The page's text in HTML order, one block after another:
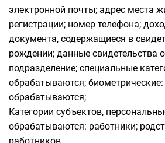
электронной почты; адрес места
регистрации; номер телефона;
документа, содержащиеся в
рождении; данные свидетельства
подразделение; специальные
обрабатываются; биометрические:
обрабатываются;
Категории субъектов,
обрабатываются: работники;